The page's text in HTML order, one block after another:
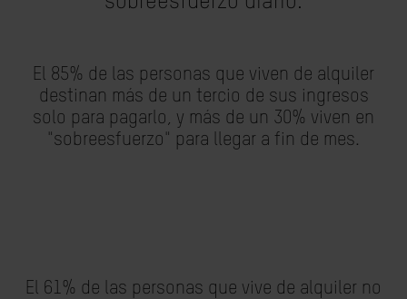
El 85% de las personas que viven de alquiler
destinan más de un tercio de sus ingresos
solo para pagarlo, y más de un 30% viven en
"sobreesfuerzo" para llegar a fin de mes.
El 61% de las personas que vive de alquiler no